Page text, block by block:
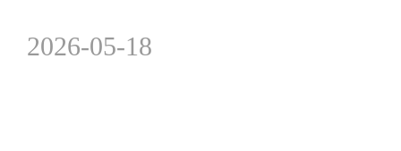
2026-05-18